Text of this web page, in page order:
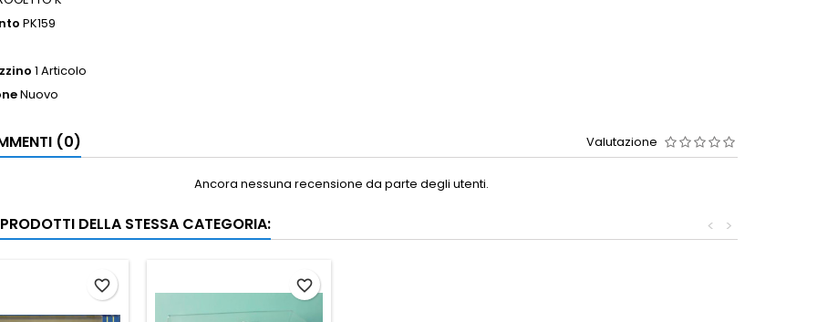
PK159
1 Articolo
Nuovo
(0) Valutazione
Ancora nessuna recensione da parte degli utenti.
DELLA STESSA CATEGORIA: >
<
favorite_border favorite_border